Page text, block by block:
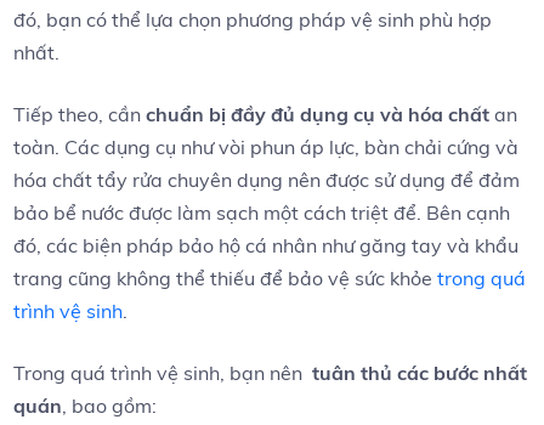
đó, bạn có thể lựa chọn phương⁢ pháp vệ sinh phù hợp
⁤nhất.
Tiếp ⁤theo, cầnchuẩn bị đầy đủ​ dụng cụ⁣ và hóa chất ⁤an
toàn. Các dụng cụ ⁤như vòi phun áp lực, bàn chải cứng và
hóa chất tẩy rửa chuyên dụng nên ⁢được‍ sử dụng để đảm
bảo bể nước được ‍làm sạch một ‌cách triệt để. Bên‌ cạnh‌
đó, các biện pháp bảo hộ cá nhân như⁣ găng tay và ⁤khẩu
trang cũng không thể thiếu⁤ để ‌bảo vệ​ sức khỏetrong quá
trình vệ sinh
Trong quá trình vệ sinh,‌ bạn nên ​tuân thủ các bước nhất
quán , ⁢bao gồm: